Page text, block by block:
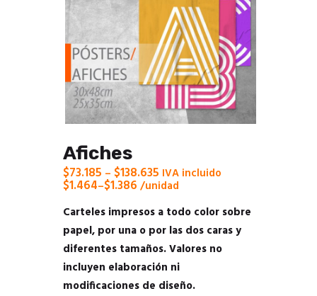
Afiches
$73.185 – $138.635 IVA incluido
$1.464–$1.386 /unidad
Carteles impresos a todo color sobre
papel, por una o por las dos caras y
diferentes tamaños. Valores no
incluyen elaboración ni
modificaciones de diseño.